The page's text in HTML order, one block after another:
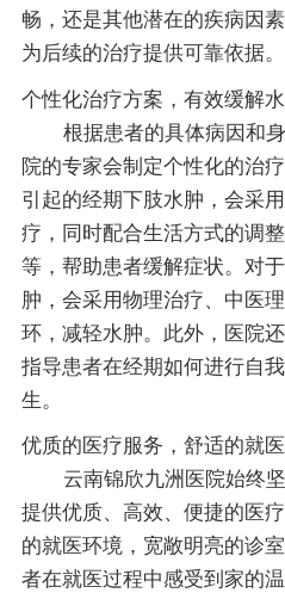
畅，还是其他潜在的疾病因
为后续的治疗提供可靠依据。
个性化治疗方案，有效缓解
根据患者的具体病因和
院的专家会制定个性化的治
引起的经期下肢水肿，会采
疗，同时配合生活方式的调
等，帮助患者缓解症状。对
肿，会采用物理治疗、中医
环，减轻水肿。此外，医院
指导患者在经期如何进行自
生。
优质的医疗服务，舒适的就
云南锦欣九洲医院始终
提供优质、高效、便捷的医
的就医环境，宽敞明亮的诊
者在就医过程中感受到家的